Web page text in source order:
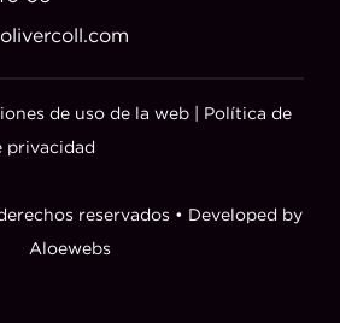
reservados • Developed by
Aloewebs
de uso de la web| Política de
privacidad